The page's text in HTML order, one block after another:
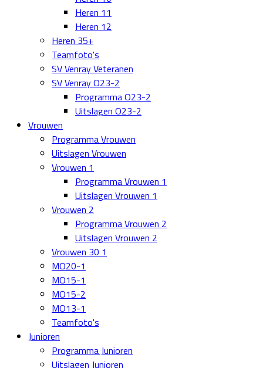
Heren 11
Heren 12
Heren 35+
Teamfoto's
SV Venray Veteranen
SV Venray O23-2
Programma O23-2
Uitslagen O23-2
Vrouwen
Programma Vrouwen
Uitslagen Vrouwen
Vrouwen 1
Programma Vrouwen 1
Uitslagen Vrouwen 1
Vrouwen 2
Programma Vrouwen 2
Uitslagen Vrouwen 2
Vrouwen 30 1
MO20-1
MO15-1
MO15-2
MO13-1
Teamfoto's
Junioren
Programma Junioren
Uitslagen Junioren